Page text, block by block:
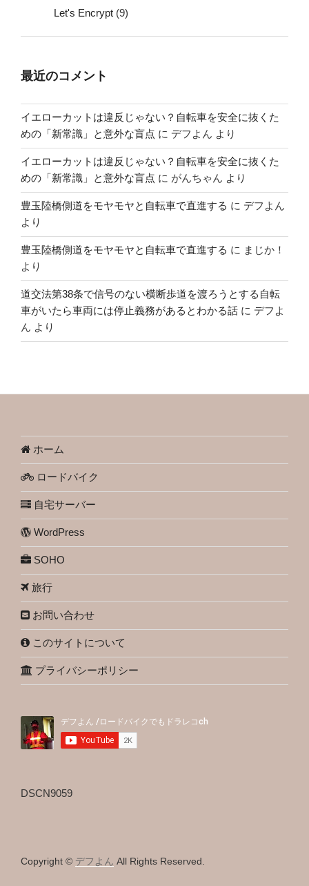
Let's Encrypt (9)
最近のコメント
イエローカットは違反じゃない？自転車を安全に抜くた
めの「新常識」と意外な盲点 に デフよん より
イエローカットは違反じゃない？自転車を安全に抜くた
めの「新常識」と意外な盲点 に がんちゃん より
豊玉陸橋側道をモヤモヤと自転車で直進する に デフよん
より
豊玉陸橋側道をモヤモヤと自転車で直進する に まじか！
より
道交法第38条で信号のない横断歩道を渡ろうとする自転
車がいたら車両には停止義務があるとわかる話 に デフよ
ん より
ホーム
ロードバイク
自宅サーバー
WordPress
SOHO
旅行
お問い合わせ
このサイトについて
プライバシーポリシー
DSCN9059
Copyright © デフよん All Rights Reserved.